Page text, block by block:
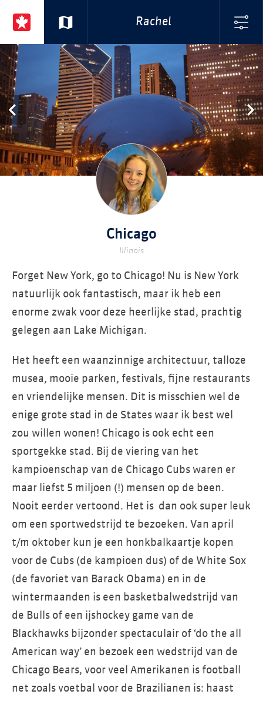
Rachel
Chicago
Illinois
Forget New York, go to Chicago! Nu is New York
natuurlijk ook fantastisch, maar ik heb een
enorme zwak voor deze heerlijke stad, prachtig
gelegen aan Lake Michigan.
Het heeft een waanzinnige architectuur, talloze
musea, mooie parken, festivals, fijne restaurants
en vriendelijke mensen. Dit is misschien wel de
enige grote stad in de States waar ik best wel
zou willen wonen! Chicago is ook echt een
sportgekke stad. Bij de viering van het
kampioenschap van de Chicago Cubs waren er
maar liefst 5 miljoen (!) mensen op de been.
Nooit eerder vertoond. Het is dan ook super leuk
om een sportwedstrijd te bezoeken. Van april
t/m oktober kun je een honkbalkaartje kopen
voor de Cubs (de kampioen dus) of de White Sox
(de favoriet van Barack Obama) en in de
wintermaanden is een basketbalwedstrijd van
de Bulls of een ijshockey game van de
Blackhawks bijzonder spectaculair of ‘do the all
American way’ en bezoek een wedstrijd van de
Chicago Bears, voor veel Amerikanen is football
net zoals voetbal voor de Brazilianen is: haast